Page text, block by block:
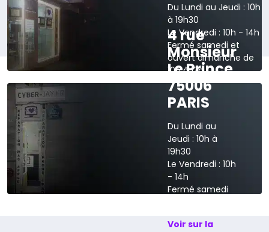
Du Lundi au Jeudi : 10h
à 19h30
Le Vendredi : 10h - 14h
Fermé samedi et
ouvert dimanche de
10h à 13h
Voir sur la carte
4 rue
Monsieur
Le Prince
75006
PARIS
Du Lundi au
Jeudi : 10h à
19h30
Le Vendredi : 10h
- 14h
Fermé samedi
Voir sur la